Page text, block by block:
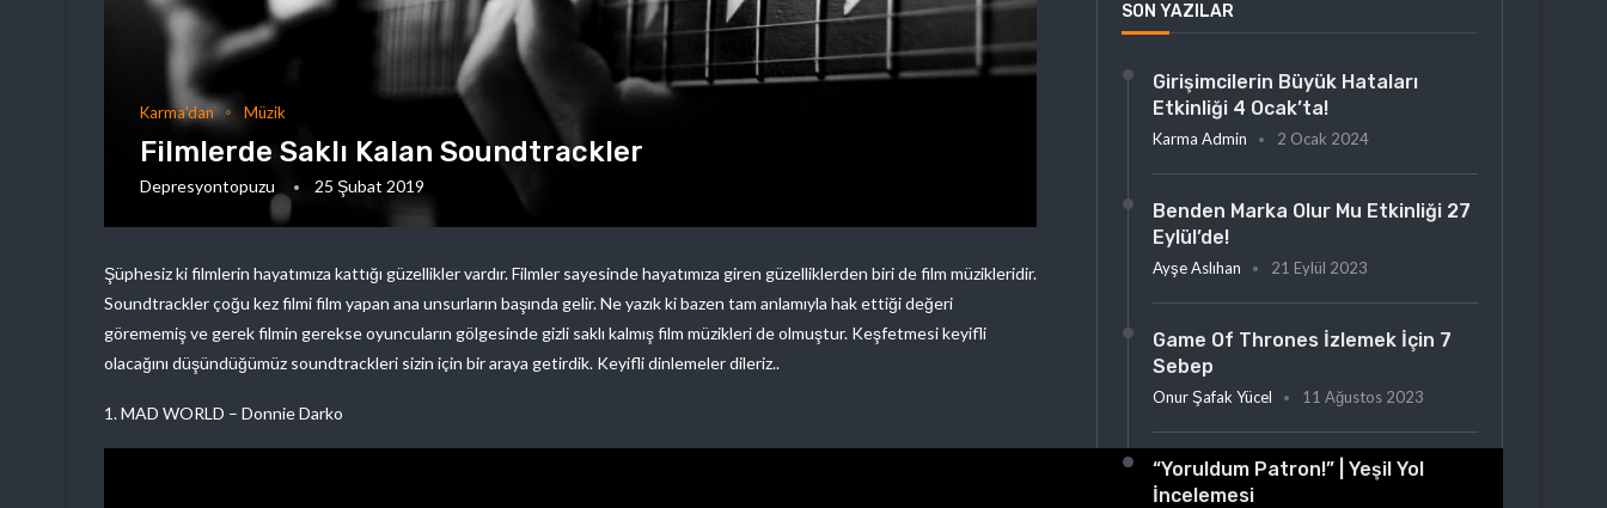
Karma'dan Müzik
Filmlerde Saklı Kalan Soundtrackler
Depresyontopuzu 25 Şubat 2019
Şüphesiz ki filmlerin hayatımıza kattığı güzellikler vardır. Filmler sayesinde hayatımıza giren güzelliklerden biri de film müzikleridir.
Soundtrackler çoğu kez filmi film yapan ana unsurların başında gelir. Ne yazık ki bazen tam anlamıyla hak ettiği değeri
görememiş ve gerek filmin gerekse oyuncuların gölgesinde gizli saklı kalmış film müzikleri de olmuştur. Keşfetmesi keyifli
olacağını düşündüğümüz soundtrackleri sizin için bir araya getirdik. Keyifli dinlemeler dileriz..
1. MAD WORLD – Donnie Darko
SON YAZILAR
Girişimcilerin Büyük Hataları
Etkinliği 4 Ocak’ta!
Karma Admin 2 Ocak 2024
Benden Marka Olur Mu Etkinliği 27
Eylül’de!
Ayşe Aslıhan 21 Eylül 2023
Game Of Thrones İzlemek İçin 7
Sebep
Onur Şafak Yücel 11 Ağustos 2023
“Yoruldum Patron!” | Yeşil Yol
İncelemesi